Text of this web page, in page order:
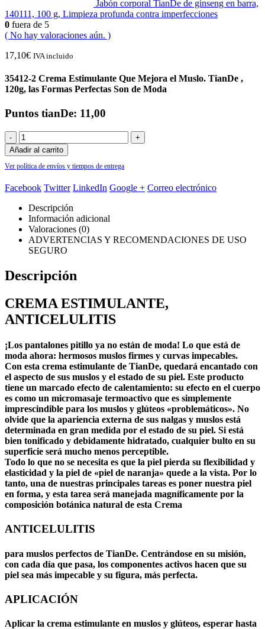
Jabón corporal TianDe de ginseng en barra,
140111, 100 g, Limpieza profunda contra imperfecciones
0 fuera de 5
( No hay valoraciones aún. )
17,10€ IVA incluido
35412-2 Crema Estimulante Que Mejora el Muslo. TianDe ,
120g, las Formas Perfectas Son de Moda
Puntos tianDe: 11,00
-
+
Añadir al carrito
Ver política de envíos y tiempos de entrega
Facebook Twitter LinkedIn Google + Correo electrónico
Descripción
Información adicional
Valoraciones (0)
ADVERTENCIAS Y RECOMENDACIONES DE USO
SEGURO
Descripción
CREMA ESTIMULANTE,
ANTICELULITIS
¡Los pantalones pitillo ya no están de moda! Lo que está de
moda ahora: hermosos muslos firmes y curvas impecables.
Con esta crema estimulante de TianDe, quedará encantado con
el aspecto de sus muslos y el estado de su piel. Este producto
tiene un marcado efecto de calentamiento: su efecto en el cuerpo
es como un micromasaje termoactivo que es simplemente
imprescindible para los muslos y glúteos «problemáticos». No
olvide que la apariencia externa de sus nalgas y muslos está
determinada en gran medida por el estado de su piel. Si está
bien tonificado y debidamente hidratado, cualquier bulto en su
superficie será mucho menos perceptible.
Todo lo que no se necesita es que la piel pierda su flexibilidad y
elasticidad y la piel de «piel de naranja» quede a la vista. Por lo
tanto, una de nuestras principales tareas es poner nuestra piel
en forma, y ​​esta tarea será manejada magníficamente por la
composición botánica natural de esta Crema
ANTICELULITIS
para muslos perfectos de TianDe. Centrándose en su misión,
con cada día que pasa, los componentes activos hacen que su
piel sea más impecable y su figura, más perfecta.
APLICACIÓN
Aplicar la crema estimulante en muslos y glúteos, esperar hasta